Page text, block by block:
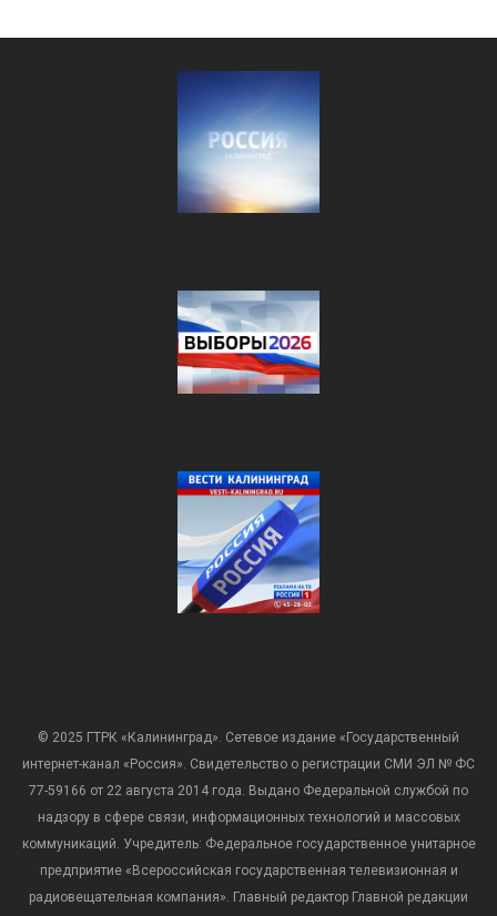
© 2025 ГТРК «Калининград». Сетевое издание «Государственный
интернет-канал «Россия». Свидетельство о регистрации СМИ ЭЛ № ФС
77-59166 от 22 августа 2014 года. Выдано Федеральной службой по
надзору в сфере связи, информационных технологий и массовых
коммуникаций. Учредитель: Федеральное государственное унитарное
предприятие «Всероссийская государственная телевизионная и
радиовещательная компания». Главный редактор Главной редакции